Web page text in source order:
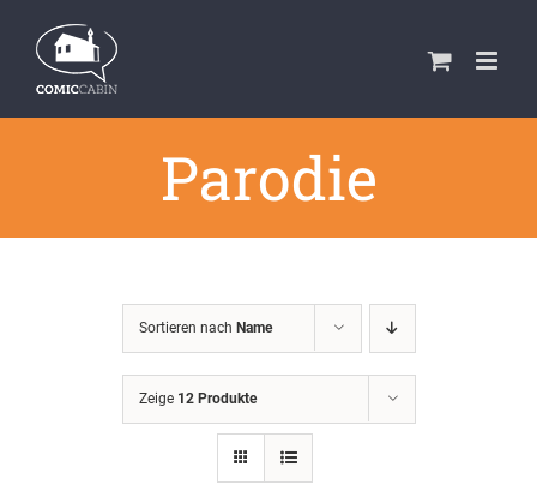
Inhalt
springen
Parodie
Sortieren nach Name
Zeige 12 Produkte